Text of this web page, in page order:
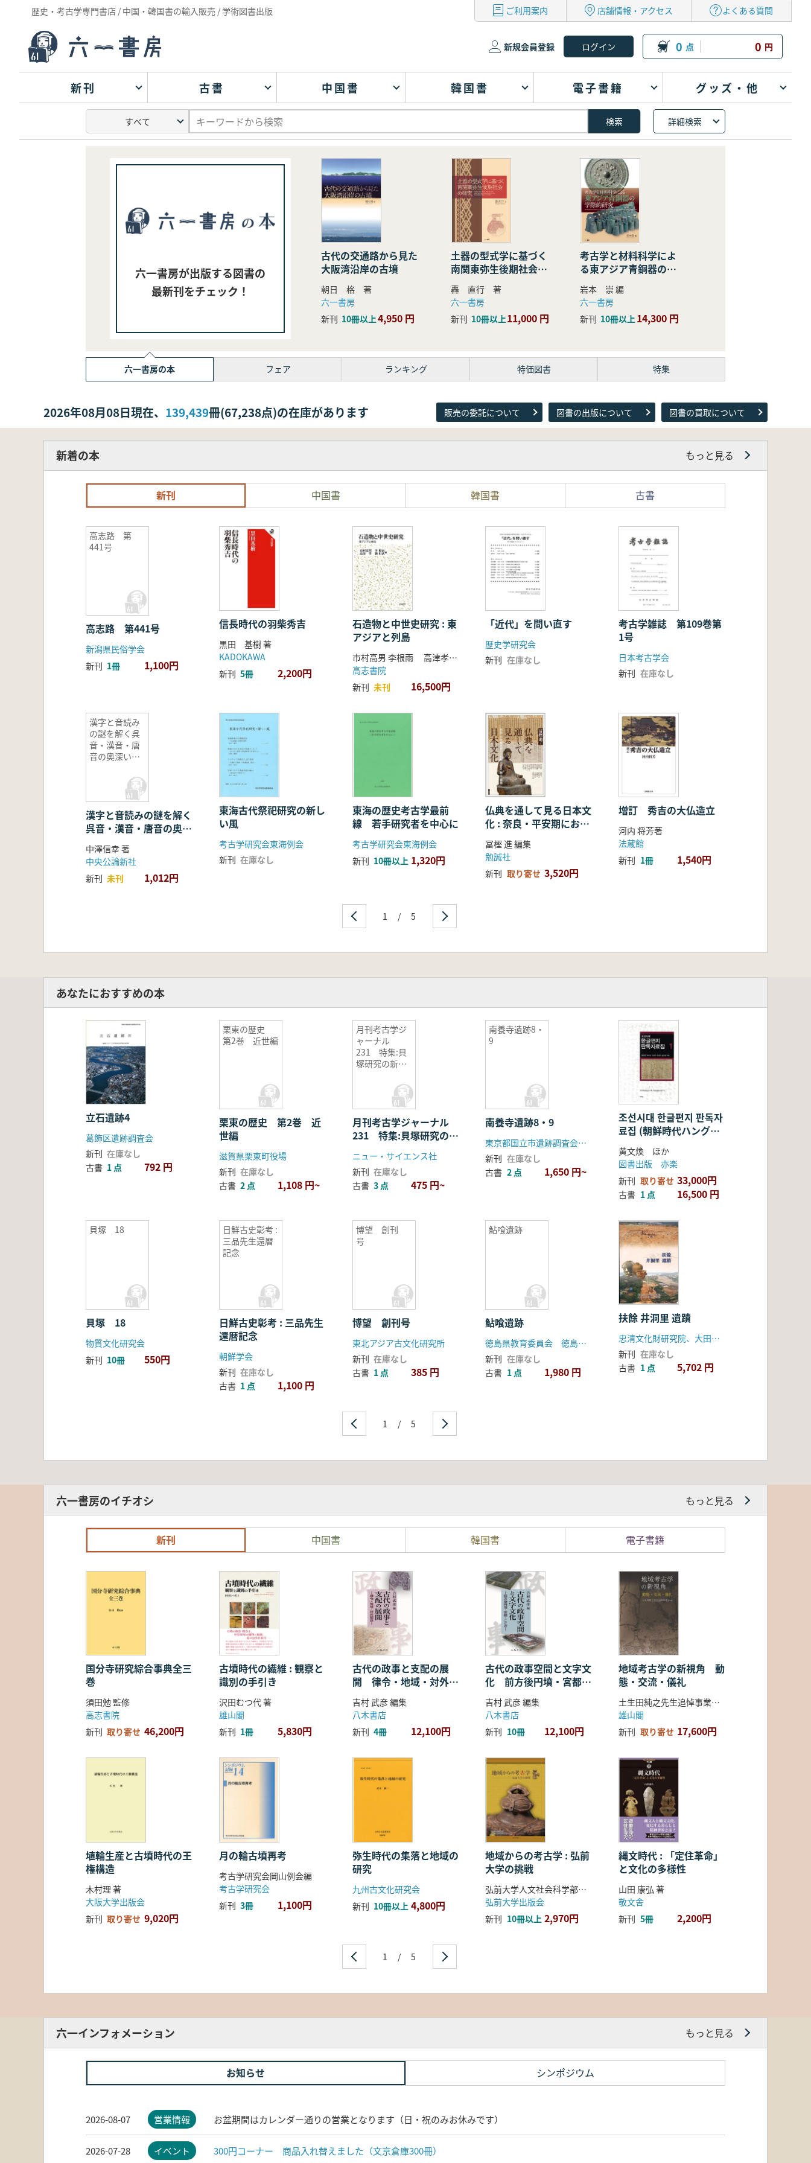
歴史・考古学専門書店 / 中国・韓国書の輸入販売 / 学術図書出版 ご利用案内 店舗情報・アクセス よくある質問
新規会員登録 0 点 0 円
新刊 古書 中国書 韓国書 電子書籍 グッズ・他
詳細検索
六一書房が出版する図書の
最新刊をチェック！
古代の交通路から見た
大阪湾沿岸の古墳
朝日 格 著
六一書房
新刊 10冊以上4,950 円
土器の型式学に基づく
南関東弥生後期社会の
研究
轟 直行 著
六一書房
新刊 10冊以上11,000 円
考古学と材料科学によ
る東アジア青銅器の学
際的研究
岩本 崇 編
六一書房
新刊 10冊以上14,300 円
六一書房の本 フェア ランキング 特価図書 特集
2026年08月08日現在、 139,439冊(67,238点)の在庫があります 販売の委託について 図書の出版について 図書の買取について
新着の本 もっと見る
新刊 中国書 韓国書 古書
高志路 第
441号
高志路 第441号
新潟県民俗学会
新刊 1冊 1,100円
信長時代の羽柴秀吉
黒田 基樹 著
KADOKAWA
新刊 5冊 2,200円
石造物と中世史研究 : 東
アジアと列島
市村高男 李根雨 高津孝 劉恒武 編
高志書院
新刊 未刊 16,500円
「近代」を問い直す
歴史学研究会
新刊 在庫なし
考古学雑誌 第109巻第
1号
日本考古学会
新刊 在庫なし
漢字と音読み
の謎を解く呉
音・漢音・唐
音の奥深い世
漢字と音読みの謎を解く
呉音・漢音・唐音の奥深
い世界
中澤信幸 著
中央公論新社
新刊 未刊 1,012円
東海古代祭祀研究の新し
い風
考古学研究会東海例会
新刊 在庫なし
東海の歴史考古学最前
線 若手研究者を中心に
考古学研究会東海例会
新刊 10冊以上 1,320円
仏典を通して見る日本文
化 : 奈良・平安期におけ
る仏教の受容・融合・展
開
冨樫 進 編集
勉誠社
新刊 取り寄せ 3,520円
増訂 秀吉の大仏造立
河内 将芳著
法蔵館
新刊 1冊 1,540円
1 / 5
あなたにおすすめの本
立石遺跡4
葛飾区遺跡調査会
新刊 在庫なし
古書 1 点 792 円
栗東の歴史
第2巻 近世編
栗東の歴史 第2巻 近
世編
滋賀県栗東町役場
新刊 在庫なし
古書 2 点 1,108 円~
月刊考古学ジ
ャーナル
231 特集:貝
塚研究の新展
月刊考古学ジャーナル
231 特集:貝塚研究の新
ニュー・サイエンス社
新刊 在庫なし
古書 3 点 475 円~
南養寺遺跡8・
9
南養寺遺跡8・9
東京都国立市遺跡調査会・東京都国立市教育委員会
新刊 在庫なし
古書 2 点 1,650 円~
조선시대 한글편지 판독자
료집 (朝鮮時代ハングル
手紙判読資料集) 全3巻
黄文煥 ほか
図書出版 亦楽
新刊 取り寄せ 33,000円
古書 1 点 16,500 円
貝塚 18
貝塚 18
物質文化研究会
新刊 10冊 550円
日鮮古史彰考 :
三品先生還暦
記念
日鮮古史彰考 : 三品先生
還暦記念
朝鮮学会
新刊 在庫なし
古書 1 点 1,100 円
博望 創刊
号
博望 創刊号
東北アジア古文化研究所
新刊 在庫なし
古書 1 点 385 円
鮎喰遺跡
鮎喰遺跡
徳島県教育委員会 徳島県埋蔵文化財センター
新刊 在庫なし
古書 1 点 1,980 円
扶餘 井洞里 遺蹟
忠清文化財研究院、大田地方国土管理庁
新刊 在庫なし
古書 1 点 5,702 円
1 / 5
六一書房のイチオシ もっと見る
新刊 中国書 韓国書 電子書籍
国分寺研究綜合事典全三
巻
須田勉 監修
高志書院
新刊 取り寄せ 46,200円
古墳時代の繊維 : 観察と
識別の手引き
沢田むつ代 著
雄山閣
新刊 1冊 5,830円
古代の政事と支配の展
開 律令・地域・対外関
係
吉村 武彦 編集
八木書店
新刊 4冊 12,100円
古代の政事空間と文字文
化 前方後円墳・宮都・
ことば
吉村 武彦 編集
八木書店
新刊 10冊 12,100円
地域考古学の新視角 動
態・交流・儀礼
土生田純之先生追悼事業会 編
雄山閣
新刊 取り寄せ 17,600円
埴輪生産と古墳時代の王
権構造
木村理 著
大阪大学出版会
新刊 取り寄せ 9,020円
月の輪古墳再考
考古学研究会岡山例会編
考古学研究会
新刊 3冊 1,100円
弥生時代の集落と地域の
研究
九州古文化研究会
新刊 10冊以上 4,800円
地域からの考古学 : 弘前
大学の挑戦
弘前大学人文社会科学部北日本考古学研究センター 編
弘前大学出版会
新刊 10冊以上 2,970円
縄文時代 : 「定住革命」
と文化の多様性
山田 康弘 著
敬文舎
新刊 5冊 2,200円
1 / 5
六一インフォメーション もっと見る
お知らせ シンポジウム
2026-08-07 営業情報 お盆期間はカレンダー通りの営業となります（日・祝のみお休みです）
2026-07-28 イベント 300円コーナー 商品入れ替えました（文京倉庫300冊）